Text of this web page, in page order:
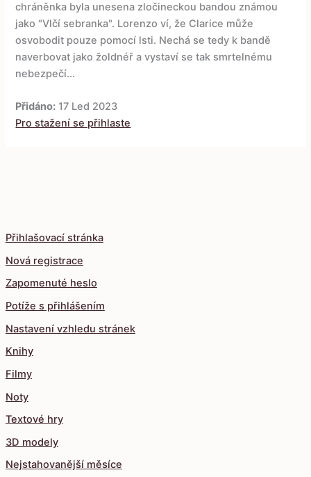
Přihlašovací stránka
Nová registrace
Zapomenuté heslo
Potíže s přihlášením
Nastavení vzhledu stránek
Knihy
Filmy
Noty
Textové hry
3D modely
Nejstahovanější měsíce
chráněnka byla unesena zločineckou bandou známou
jako "Vlčí sebranka". Lorenzo ví, že Clarice může
osvobodit pouze pomocí lsti. Nechá se tedy k bandě
naverbovat jako žoldnéř a vystaví se tak smrtelnému
nebezpečí...
Přidáno: 17 Led 2023
Pro stažení se přihlaste